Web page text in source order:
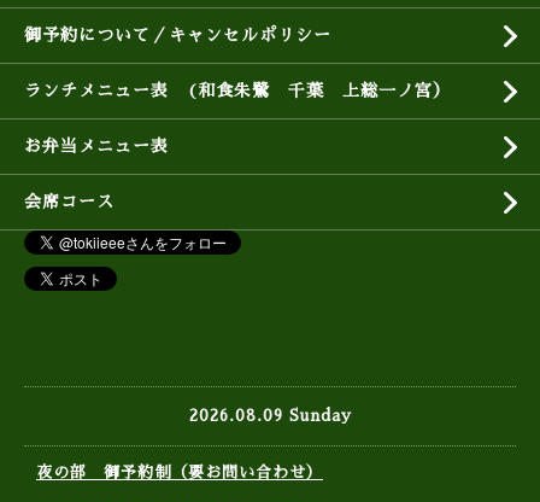
御予約について／キャンセルポリシー
ランチメニュー表 (和食朱鷺 千葉 上総一ノ宮）
お弁当メニュー表
会席コース
2026.08.09 Sunday
夜の部 御予約制（要お問い合わせ）